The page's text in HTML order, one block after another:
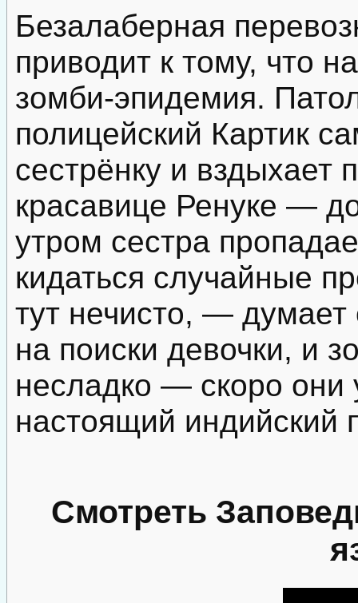
Безалаберная
приводит к тому, что
зомби-эпидемия.
полицейский Картик
сестрёнку и вздыхает
красавице Ренуке —
утром сестра
кидаться случайные
тут нечисто, — думает
на поиски девочки, и
несладко — скоро они
настоящий индийский
Смотреть